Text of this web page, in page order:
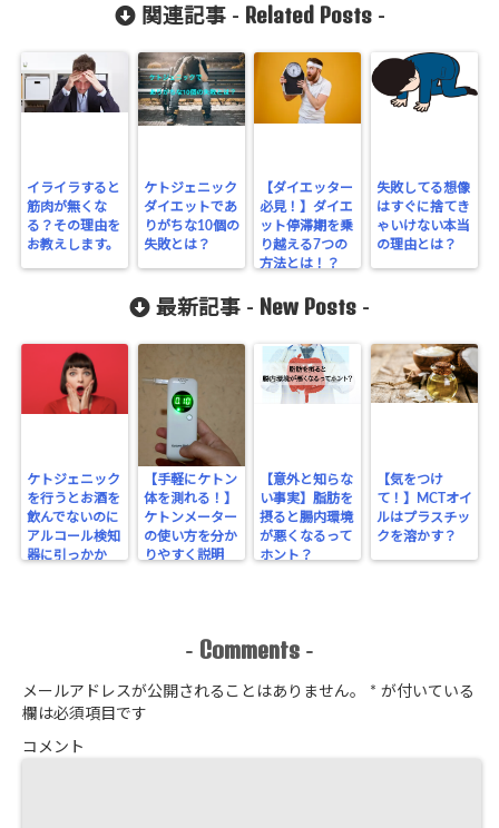
関連記事 - Related Posts-
イライラすると
筋肉が無くな
る？その理由を
お教えします。
ケトジェニック
ダイエットであ
りがちな10個の
失敗とは？
【ダイエッター
必見！】ダイエ
ット停滞期を乗
り越える7つの
方法とは！？
失敗してる想像
はすぐに捨てき
ゃいけない本当
の理由とは？
最新記事 - New Posts -
ケトジェニック
を行うとお酒を
飲んでないのに
アルコール検知
器に引っかか
【手軽にケトン
体を測れる！】
ケトンメーター
の使い方を分か
りやすく説明
【意外と知らな
い事実】脂肪を
摂ると腸内環境
が悪くなるって
ホント？
【気をつけ
て！】MCTオイ
ルはプラスチッ
クを溶かす？
- Comments -
メールアドレスが公開されることはありません。 * が付いている
欄は必須項目です
コメント